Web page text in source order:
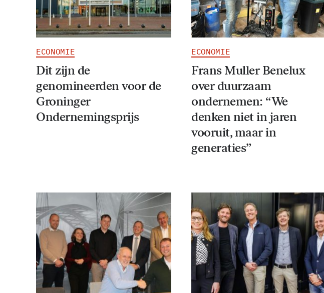
ECONOMIE
Dit zijn de
genomineerden voor de
Groninger
Ondernemingsprijs
ECONOMIE
Frans Muller Benelux
over duurzaam
ondernemen: “We
denken niet in jaren
vooruit, maar in
generaties”